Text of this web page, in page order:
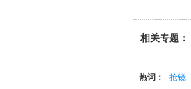
相关专题：
热词： 抢镜